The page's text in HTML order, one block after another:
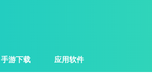
手游下载 应用软件